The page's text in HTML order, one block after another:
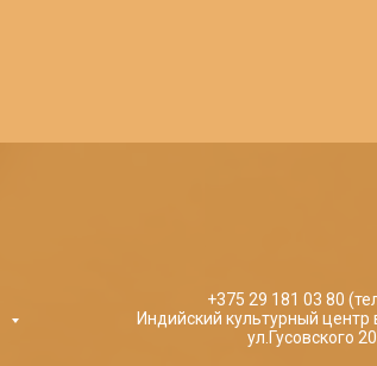
+375 29 181 03 80
Индийский культурный центр
ул.Гусовского